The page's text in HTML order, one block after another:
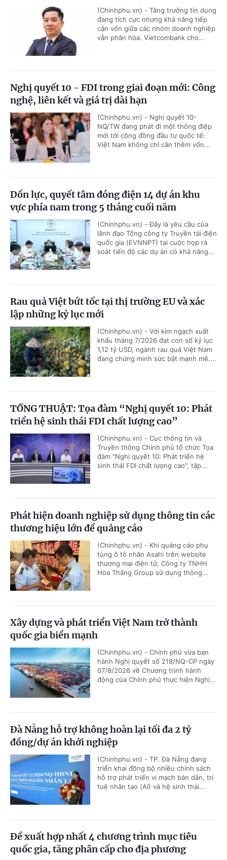
(Chinhphu.vn) - Tăng trưởng tín dụng
đang tích cực nhưng khả năng tiếp
cận vốn giữa các nhóm doanh nghiệp
vẫn phân hóa. Vietcombank cho...
Nghị quyết 10 - FDI trong giai đoạn mới: Công
nghệ, liên kết và giá trị dài hạn
(Chinhphu.vn) - Nghị quyết 10-
NQ/TW đang phát đi một thông điệp
mới tới cộng đồng đầu tư quốc tế:
Việt Nam không chỉ cần thêm vốn...
Dồn lực, quyết tâm đóng điện 14 dự án khu
vực phía nam trong 5 tháng cuối năm
(Chinhphu.vn) - Đây là yêu cầu của
lãnh đạo Tổng công ty Truyền tải điện
quốc gia (EVNNPT) tại cuộc họp rà
soát tiến độ các dự án có khả năng...
Rau quả Việt bứt tốc tại thị trường EU và xác
lập những kỷ lục mới
(Chinhphu.vn) - Với kim ngạch xuất
khẩu tháng 7/2026 đạt con số kỷ lục
1,12 tỷ USD, ngành rau quả Việt Nam
đang chứng minh sức bật mạnh mẽ....
TỔNG THUẬT: Tọa đàm “Nghị quyết 10: Phát
triển hệ sinh thái FDI chất lượng cao”
(Chinhphu.vn) - Cục thông tin và
Truyền thông Chính phủ tổ chức Tọa
đàm "Nghị quyết 10: Phát triển hệ
sinh thái FDI chất lượng cao", tập...
Phát hiện doanh nghiệp sử dụng thông tin các
thương hiệu lớn để quảng cáo
(Chinhphu.vn) - Khi quảng cáo phụ
tùng ô tô nhãn Asahi trên website
thương mại điện tử, Công ty TNHH
Hòa Thắng Group sử dụng thông...
Xây dựng và phát triển Việt Nam trở thành
quốc gia biển mạnh
(Chinhphu.vn) - Chính phủ vừa ban
hành Nghị quyết số 218/NQ-CP ngày
07/8/2026 về Chương trình hành
động của Chính phủ thực hiện Nghị...
Đà Nẵng hỗ trợ không hoàn lại tối đa 2 tỷ
đồng/dự án khởi nghiệp
(Chinhphu.vn) - TP. Đà Nẵng đang
triển khai đồng bộ nhiều chính sách
hỗ trợ phát triển vi mạch bán dẫn, trí
tuệ nhân tạo (AI) và hệ sinh thái...
Đề xuất hợp nhất 4 chương trình mục tiêu
quốc gia, tăng phân cấp cho địa phương